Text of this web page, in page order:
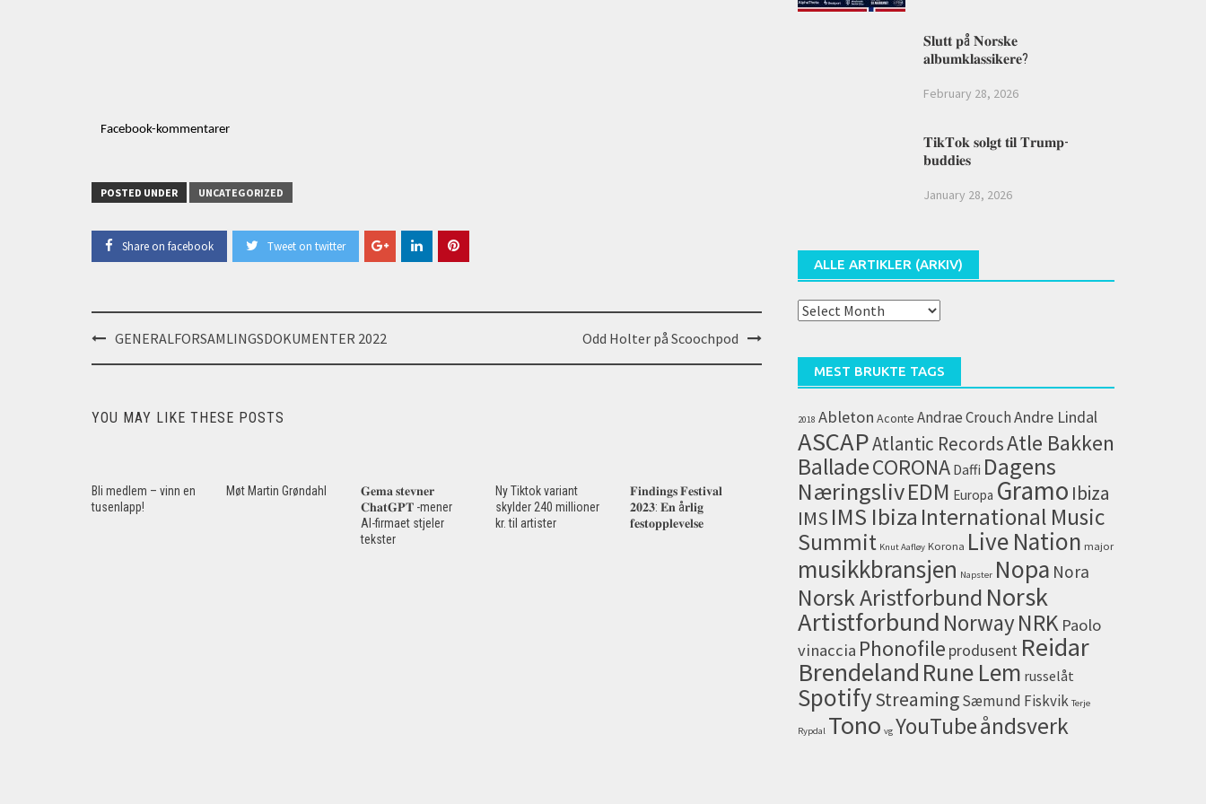
Facebook-kommentarer
POSTED UNDER UNCATEGORIZED
Share on facebook Tweet on twitter
Post
navigation
GENERALFORSAMLINGSDOKUMENTER 2022 Odd Holter på Scoochpod
YOU MAY LIKE THESE POSTS
Bli medlem – vinn en
tusenlapp!
Møt Martin Grøndahl
𝐆𝐞𝐦𝐚 𝐬𝐭𝐞𝐯𝐧𝐞𝐫
𝐂𝐡𝐚𝐭𝐆𝐏𝐓 -mener
AI-firmaet stjeler
tekster
Ny Tiktok variant
skylder 240 millioner
kr. til artister
𝐅𝐢𝐧𝐝𝐢𝐧𝐠𝐬 𝐅𝐞𝐬𝐭𝐢𝐯𝐚𝐥
𝟐𝟎𝟐𝟑: 𝐄𝐧 å𝐫𝐥𝐢𝐠
𝐟𝐞𝐬𝐭𝐨𝐩𝐩𝐥𝐞𝐯𝐞𝐥𝐬𝐞
𝐒𝐥𝐮𝐭𝐭 𝐩å 𝐍𝐨𝐫𝐬𝐤𝐞
𝐚𝐥𝐛𝐮𝐦𝐤𝐥𝐚𝐬𝐬𝐢𝐤𝐞𝐫𝐞?
February 28, 2026
𝐓𝐢𝐤𝐓𝐨𝐤 𝐬𝐨𝐥𝐠𝐭 𝐭𝐢𝐥 𝐓𝐫𝐮𝐦𝐩-
𝐛𝐮𝐝𝐝𝐢𝐞𝐬
January 28, 2026
ALLE ARTIKLER (ARKIV)
Alle
(arkiv)
MEST BRUKTE TAGS
2018 Ableton Aconte Andrae CrouchAndre Lindal
ASCAPAtlantic RecordsAtle Bakken
BalladeCORONA Daffi Dagens
NæringslivEDM Europa Gramo Ibiza
IMS IMS Ibiza International Music
Summit Knut Aafløy Korona Live Nation major
musikkbransjen Napster Nopa Nora
Norsk Aristforbund Norsk
Artistforbund NorwayNRK Paolo
vinaccia Phonofile produsent Reidar
Brendeland Rune Lem russelåt
SpotifyStreamingSæmund Fiskvik Terje
Rypdal Tono vg YouTubeåndsverk